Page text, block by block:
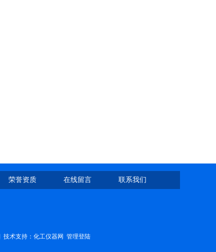
荣誉资质 在线留言 联系我们
技术支持： 化工仪器网 管理登陆